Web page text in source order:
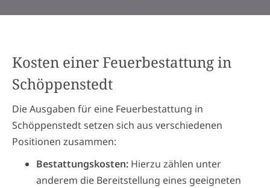
Kosten einer Feuerbestattung in
Schöppenstedt
Die Ausgaben für eine Feuerbestattung in
Schöppenstedt setzen sich aus verschiedenen
Positionen zusammen:
Bestattungskosten: Hierzu zählen unter
anderem die Bereitstellung eines geeigneten